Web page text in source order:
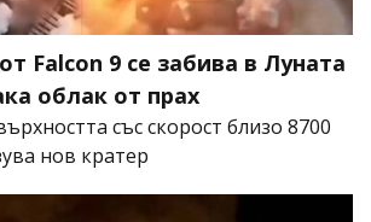
Falcon 9 се забива в Луната
облак от прах
със скорост близо 8700
нов кратер